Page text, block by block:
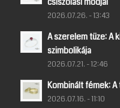
2026.07.26. - 13:43
A szerelem tüze: A
szimbolikája
2026.07.21. - 12:46
Kombinált fémek:
2026.07.16. - 11:10